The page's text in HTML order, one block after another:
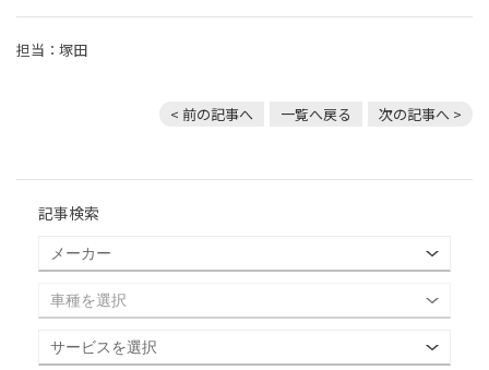
担当：塚田
< 前の記事へ 一覧へ戻る 次の記事へ >
記事検索